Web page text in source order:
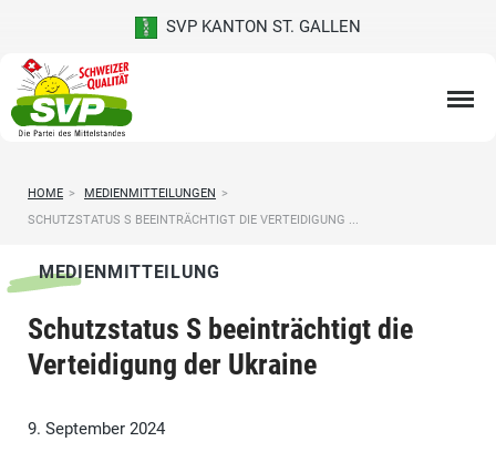
SVP KANTON ST. GALLEN
HOME > MEDIENMITTEILUNGEN >
SCHUTZSTATUS S BEEINTRÄCHTIGT DIE VERTEIDIGUNG ...
MEDIENMITTEILUNG
Schutzstatus S beeinträchtigt die
Verteidigung der Ukraine
9. September 2024